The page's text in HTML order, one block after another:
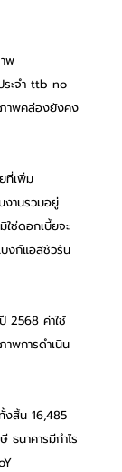
พ
ระจำ ttb no
ภาพคล่องยังคง
ที่เพิ่ม
งานรวมอยู่
ใช่ดอกเบี้ยจะ
บงก์แอสชัวรัน
2568 ค่าใช้
าพการดำเนิน
งสิ้น 16,485
นาคารมีกำไร